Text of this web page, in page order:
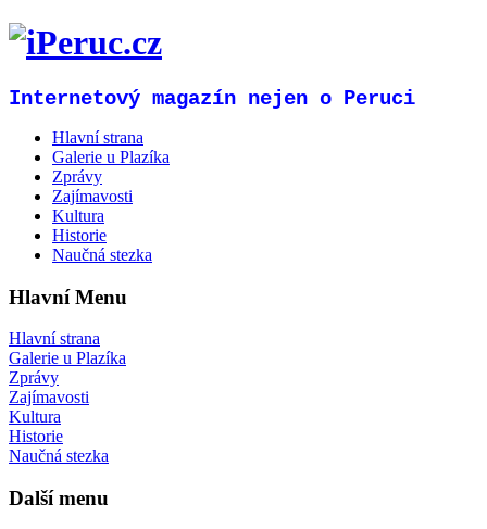
Internetový magazín nejen o Peruci
Hlavní strana
Galerie u Plazíka
Zprávy
Zajímavosti
Kultura
Historie
Naučná stezka
Hlavní Menu
Hlavní strana
Galerie u Plazíka
Zprávy
Zajímavosti
Kultura
Historie
Naučná stezka
Další menu